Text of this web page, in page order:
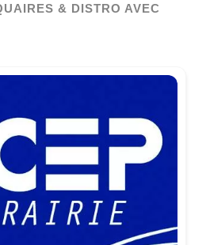
& DISTRO AVEC